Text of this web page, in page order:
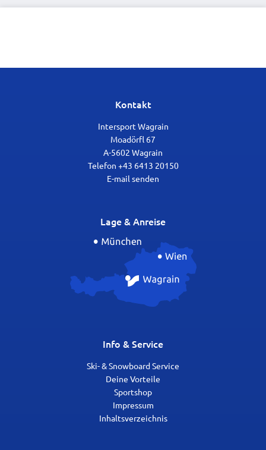
Kontakt
Intersport Wagrain
Moadörfl 67
A-5602 Wagrain
Telefon +43 6413 20150
E-mail senden
Lage & Anreise
Info & Service
Ski- & Snowboard Service
Deine Vorteile
Sportshop
Impressum
Inhaltsverzeichnis